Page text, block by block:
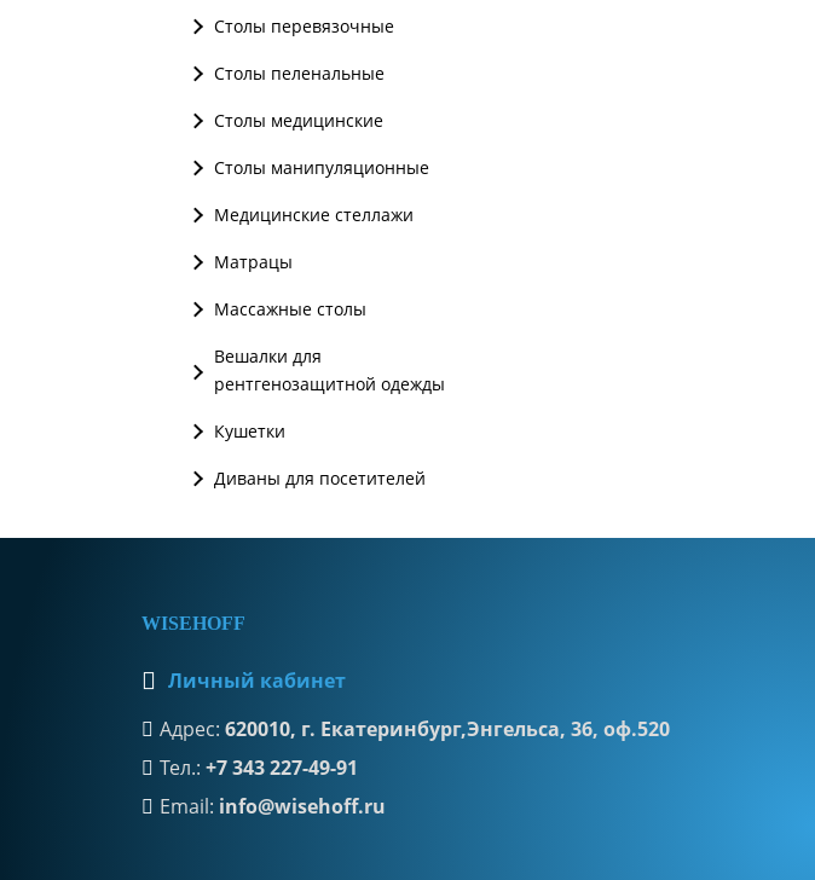
Столы перевязочные
Столы пеленальные
Столы медицинские
Столы манипуляционные
Медицинские стеллажи
Матрацы
Массажные столы
Вешалки для
рентгенозащитной одежды
Кушетки
Диваны для посетителей
WISEHOFF
Личный кабинет
Адрес: 620010, г. Екатеринбург,Энгельса, 36, оф.520
Тел.: +7 343 227-49-91
Email: info@wisehoff.ru